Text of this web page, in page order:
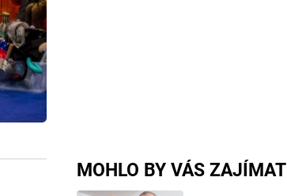
MOHLO BY VÁS ZAJÍMAT